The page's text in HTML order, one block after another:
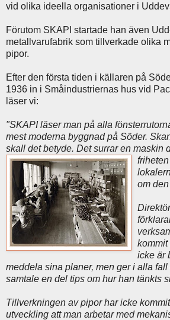
vid olika ideella organisationer i
Förutom SKAPI startade han även
metallvarufabrik som tillverkade olika
pipor.
Efter den första tiden i källaren på
1936 in i Småindustriernas hus vid
läser vi:
"SKAPI läser man på alla
mest moderna byggnad på Söder.
skall det betyde. Det surrar en maskin
friheten
om
kommit
icke är
meddela sina planer, men ger i alla
samtale en del tips om hur han tänkts
Tillverkningen av pipor har icke
utveckling att man arbetar med